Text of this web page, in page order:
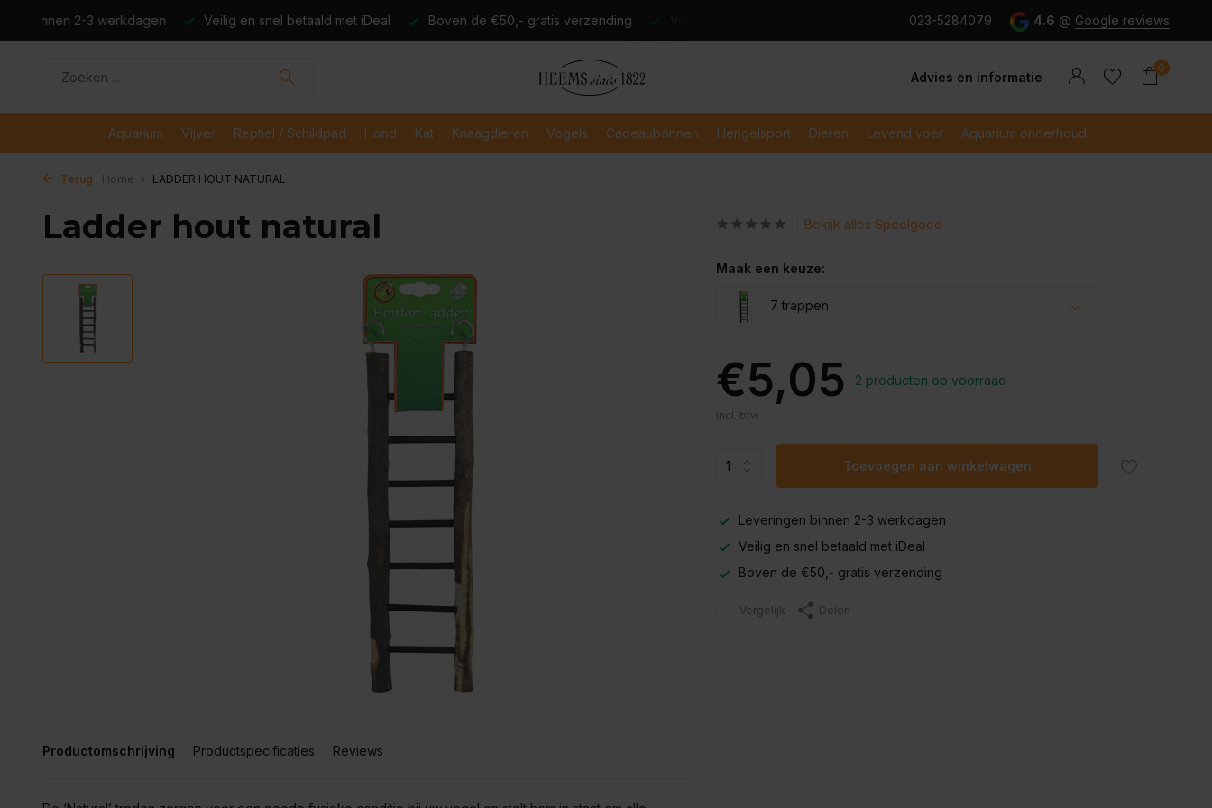
Veilig en snel betaald met iDeal Boven de €50,- gratis verzending Verzending binnen 2-3 werkdagen Veilig en snel betaald met iDeal
023-5284079 4.6 @ Google reviews
Advies en informatie
0
Aquarium Vijver Reptiel / Schildpad Hond Kat Knaagdieren Vogels Cadeaubonnen Hengelsport Dieren Levend voer Aquarium onderhoud
Terug Home LADDER HOUT NATURAL
Ladder hout natural
Productomschrijving Productspecificaties Reviews
Bekijk alles Speelgoed
Maak een keuze:
7 trappen
€5,05 2 producten op voorraad
Incl. btw
Toevoegen aan winkelwagen
Leveringen binnen 2-3 werkdagen
Veilig en snel betaald met iDeal
Boven de €50,- gratis verzending
Vergelijk Delen